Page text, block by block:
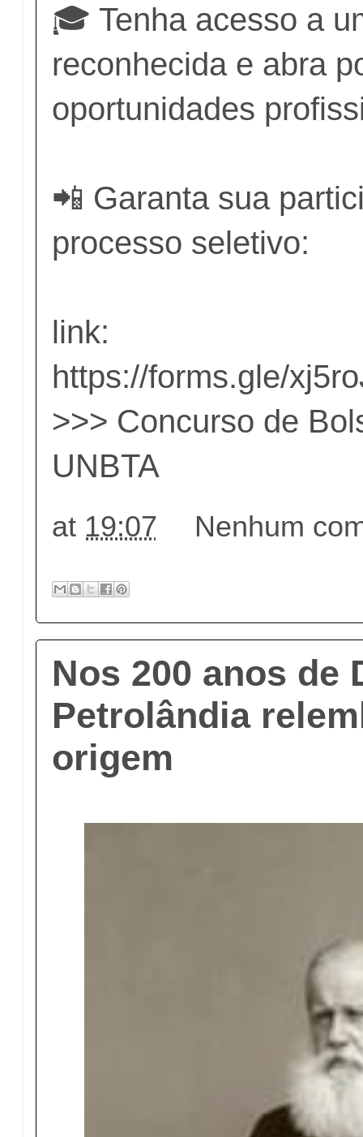
🎓 Tenha acesso a
reconhecida e abra
oportunidades
📲 Garanta sua
processo seletivo:
link:
https://forms.gle/
>>> Concurso de
UNBTA
at 19:07 Nenhum
Nos 200 anos de
Petrolândia
origem